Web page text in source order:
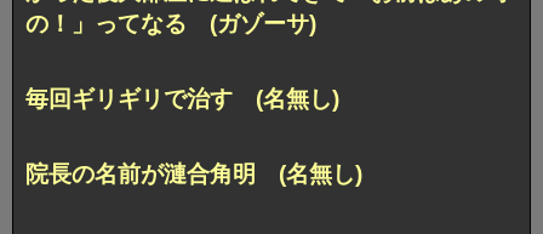
の！」ってなる (ガゾーサ)
毎回ギリギリで治す (名無し)
院長の名前が漣合角明 (名無し)